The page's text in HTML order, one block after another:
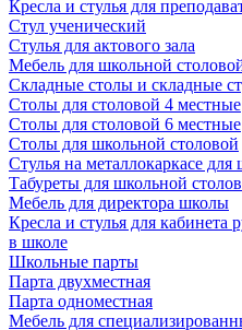
Кресла и стулья для
Стул ученический
Стулья для актового зала
Мебель для школьной
Складные столы и складные
Столы для столовой 4 местные
Столы для столовой 6 местные
Столы для школьной столовой
Стулья на металлокаркасе
Табуреты для школьной
Мебель для директора школы
Кресла и стулья для кабинета
в школе
Школьные парты
Парта двухместная
Парта одноместная
Мебель для